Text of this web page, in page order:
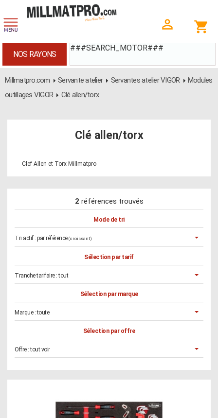
###SEARCH_MOTOR###
NOS RAYONS
Millmatpro.com Servante atelier Servantes atelier VIGOR
Modules
outillages VIGOR
Clé allen/torx
Clé allen/torx
Clef Allen et Torx Millmatpro
2 références trouvés
Mode de tri
Tri actif : par référence (croissant)
Sélection par tarif
Tranche tarifaire :tout
Sélection par marque
Marque :toute
Sélection par offre
Offre :tout voir